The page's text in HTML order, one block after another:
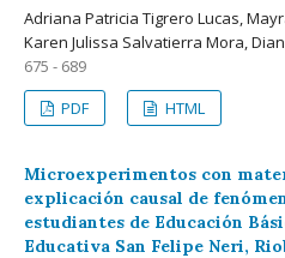
Adriana Patricia Tigrero Lucas,
Karen Julissa Salvatierra Mora,
675 - 689
PDF
HTML
Microexperimentos con
explicación causal de
estudiantes de Educación
Educativa San Felipe Neri,